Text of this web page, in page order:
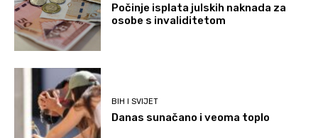
Počinje isplata julskih naknada za
osobe s invaliditetom
BIH I SVIJET
Danas sunačano i veoma toplo